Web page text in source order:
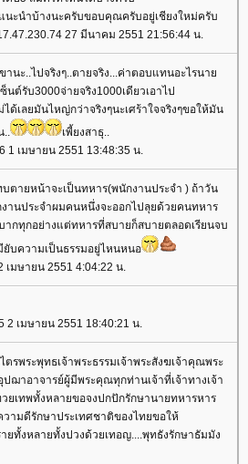
นะนำบ้างนะครับขอบคุณครับอยู่เชียงใหม่ครับ
27 มีนาคม 2551 21:56:44 น.
านะ..ไปจริงๆ..ตายจริง...ค่าตอบแทนอะไรนา
นต์รับ3000จ่ายจริง1000เดียวเอาไป
ด้เลยมันไหญ่กว่าจริงๆนะเศร้าใจจริงๆขอให้มัน
..
เพี้ยงสาธุ..
1 เมษายน 2551 13:48:35 น.
ตายหน้าจะเป็นทหาร(พนักงานประจำ ) ถ้าวัน
านประจำผมคนหนึ่งจะออกไปลุยด้วยคนทหาร
ากทุกอย่างแต่ทหารที่สบายก็สบายตลอดเรียนจบ
ยับความเป็นธรรมอยู่ไหนหนอ
มษายน 2551 4:04:22 น.
2 เมษายน 2551 18:40:21 น.
รพระพุทธเจ้าพระธรรมเจ้าพระสังฆเจ้าคุณพระ
าอาจารย์ผู้มีพระคุณทุกท่านเจ้าที่เจ้าทางเจ้า
วยเทพทั้งหลายขอจงปกปักรักษานายทหารหาร
ามดีรักษาประเทศชาติของไทยขอให้
ทั้งหลายทั้งปวงด้วยเทอญ....พุทธังรักษาธัมมัง